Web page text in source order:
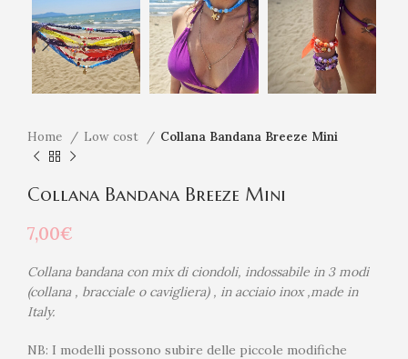
Home Low cost Collana Bandana Breeze Mini
Collana Bandana Breeze Mini
7,00€
Collana bandana con mix di ciondoli, indossabile in 3 modi
(collana , bracciale o cavigliera) , in acciaio inox ,made in
Italy.
NB: I modelli possono subire delle piccole modifiche